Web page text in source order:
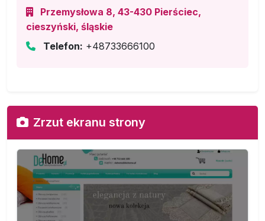
Przemysłowa 8, 43-430 Pierściec,
cieszyński, śląskie
Telefon: +48733666100
Zrzut ekranu strony